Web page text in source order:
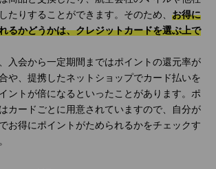
たりすることができます。そのため、 お得に
るかどうかは、クレジットカードを選ぶ上で
入会から一定期間まではポイントの還元率が
や、提携したネットショップでカード払いを
ントが倍になるといったことがあります。ポ
カードごとに用意されていますので、自分が
お得にポイントがためられるかをチェックす